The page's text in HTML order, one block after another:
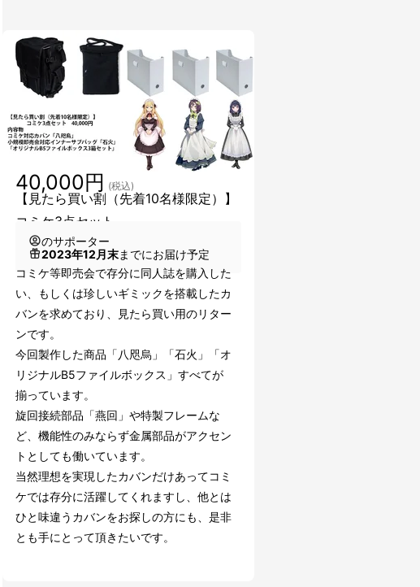
【見たら買い割（先着10名様限定）】
コミケ3点セット
40,000円 (税込)
のサポーター
2023年12月末までにお届け予定
コミケ等即売会で存分に同人誌を購入した
い、もしくは珍しいギミックを搭載したカ
バンを求めており、見たら買い用のリター
ンです。
今回製作した商品「八咫烏」「石火」「オ
リジナルB5ファイルボックス」すべてが
揃っています。
旋回接続部品「燕回」や特製フレームな
ど、機能性のみならず金属部品がアクセン
トとしても働いています。
当然理想を実現したカバンだけあってコミ
ケでは存分に活躍してくれますし、他とは
ひと味違うカバンをお探しの方にも、是非
とも手にとって頂きたいです。